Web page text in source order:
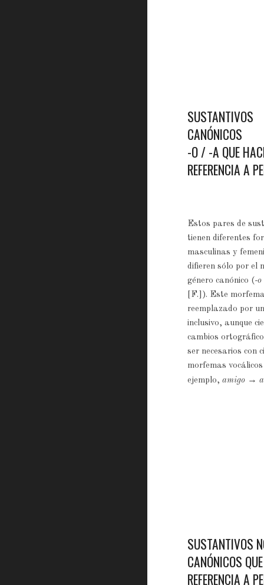
SUSTANTIVOS
CANÓNICOS
-O / -A QUE
REFERENCIA A
Estos pares de
tienen diferentes
masculinas y
difieren sólo por el
género canónico (-o
[F.]). Este
reemplazado por
inclusivo, aunque
cambios
ser necesarios con
morfemas
ejemplo,amigo →
SUSTANTIVOS
CANÓNICOS
REFERENCIA A